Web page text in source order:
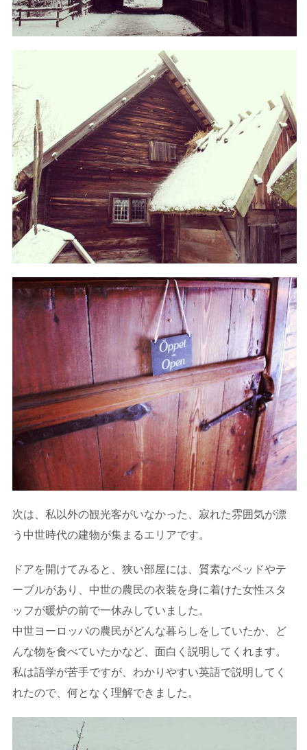
次は、私以外の観光客がいなかった、寂れた雰囲気が漂
う中世時代の建物が集まるエリアです。
ドアを開けてみると、狭い部屋には、質素なベッドやテ
ーブルがあり、中世の農民の衣装を身に着けた女性スタ
ッフが暖炉の前で一休みしていました。
中世ヨーロッパの農民がどんな暮らしをしていたか、ど
んな物を食べていたかなど、面白く説明してくれます。
私は語学が苦手ですが、わかりやすい英語で説明してく
れたので、何となく理解できました。